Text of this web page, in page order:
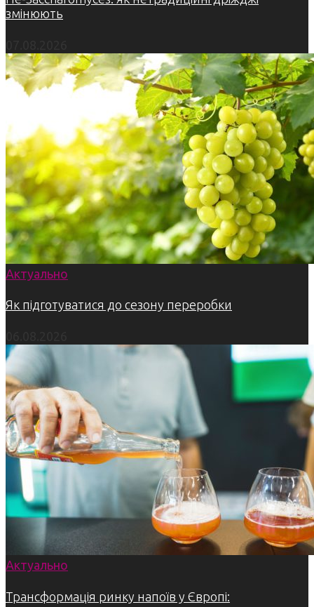
змінюють
Актуально
Як підготуватися до сезону переробки
Актуально
Трансформація ринку напоїв у Європі: